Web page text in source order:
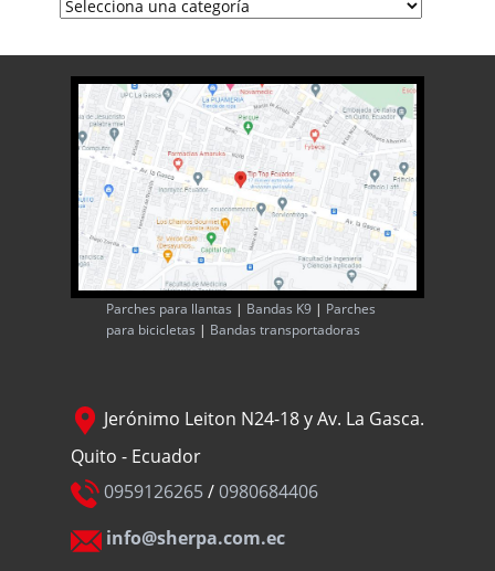
Parches para llantas | Bandas K9 | Parches
para bicicletas | Bandas transportadoras
Jerónimo Leiton N24-18 y Av. La Gasca.
Quito - Ecuador
0959126265/0980684406
info@sherpa.com.ec